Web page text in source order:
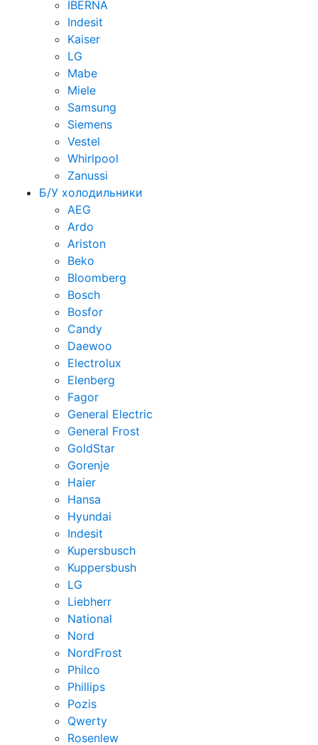
IBERNA
Indesit
Kaiser
LG
Mabe
Miele
Samsung
Siemens
Vestel
Whirlpool
Zanussi
Б/У холодильники
AEG
Ardo
Ariston
Beko
Bloomberg
Bosch
Bosfor
Candy
Daewoo
Electrolux
Elenberg
Fagor
General Electric
General Frost
GoldStar
Gorenje
Haier
Hansa
Hyundai
Indesit
Kupersbusch
Kuppersbush
LG
Liebherr
National
Nord
NordFrost
Philco
Phillips
Pozis
Qwerty
Rosenlew